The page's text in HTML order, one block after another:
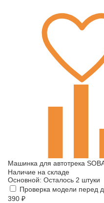
Машинка для автотрека
Наличие на складе
Основной: Осталось 2 штуки
Проверка модели перед
390 ₽